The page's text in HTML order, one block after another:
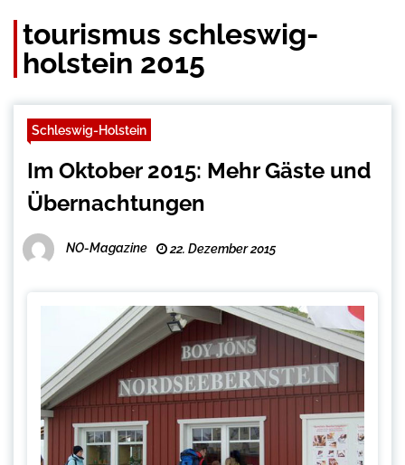
tourismus schleswig-
holstein 2015
Schleswig-Holstein
Im Oktober 2015: Mehr Gäste und
Übernachtungen
NO-Magazine 22. Dezember 2015